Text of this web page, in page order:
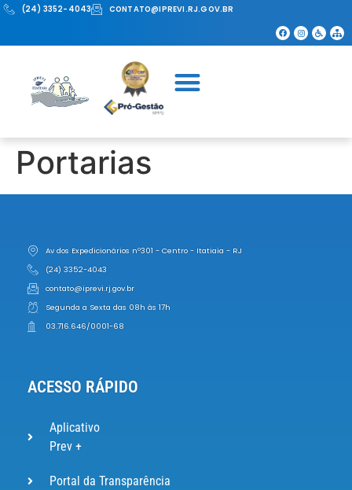
(24) 3352-4043 CONTATO@IPREVI.RJ.GOV.BR
Portarias
Av dos Expedicionários nº301 - Centro - Itatiaia - RJ
(24) 3352-4043
contato@iprevi.rj.gov.br
Segunda a Sexta das 08h às 17h
03.716.646/0001-68
ACESSO RÁPIDO
Aplicativo
Prev +
Portal da Transparência